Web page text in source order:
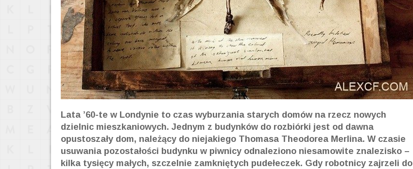
Lata ’60-te w Londynie to czas wyburzania starych domów na rzecz nowych
dzielnic mieszkaniowych. Jednym z budynków do rozbiórki jest od dawna
opustoszały dom, należący do niejakiego Thomasa Theodorea Merlina. W czasie
usuwania pozostałości budynku w piwnicy odnaleziono niesamowite znalezisko –
kilka tysięcy małych, szczelnie zamkniętych pudełeczek. Gdy robotnicy zajrzeli do